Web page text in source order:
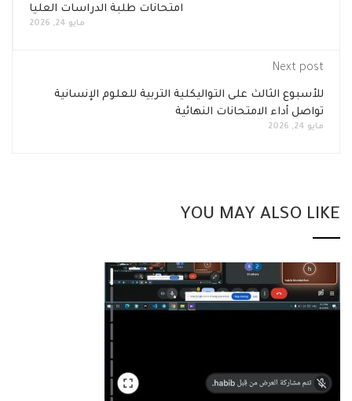
امتحانات طلبة الدراسات العليا
مايو 24, 2026
Next post
للأسبوع الثالث على التواليكلية التربية للعلوم الإنسانية
تواصل أداء الامتحانات النهائية
مايو 24, 2026
YOU MAY ALSO LIKE